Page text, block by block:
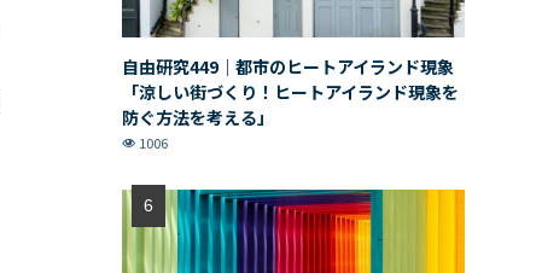
自由研究449｜都市のヒートアイランド現象
「涼しい街づくり！ヒートアイランド現象を
防ぐ方法を考える」
1006